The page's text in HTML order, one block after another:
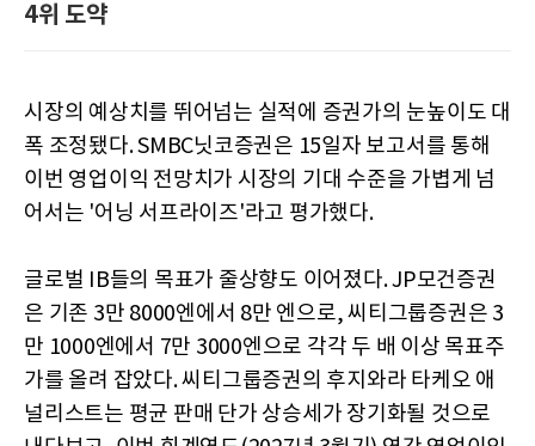
4위 도약
시장의 예상치를 뛰어넘는 실적에 증권가의 눈높이도 대
폭 조정됐다. SMBC닛코증권은 15일자 보고서를 통해
이번 영업이익 전망치가 시장의 기대 수준을 가볍게 넘
어서는 '어닝 서프라이즈'라고 평가했다.
글로벌 IB들의 목표가 줄상향도 이어졌다. JP모건증권
은 기존 3만 8000엔에서 8만 엔으로, 씨티그룹증권은 3
만 1000엔에서 7만 3000엔으로 각각 두 배 이상 목표주
가를 올려 잡았다. 씨티그룹증권의 후지와라 타케오 애
널리스트는 평균 판매 단가 상승세가 장기화될 것으로